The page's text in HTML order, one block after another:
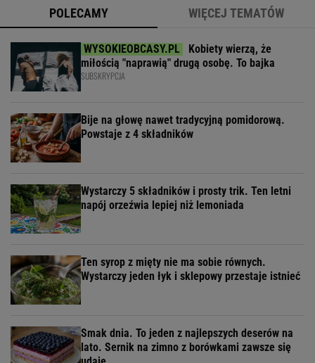
POLECAMY WIĘCEJ TEMATÓW
Kobiety wierzą, że
miłością "naprawią" drugą osobę. To bajka
SUBSKRYPCJA
Bije na głowę nawet tradycyjną pomidorową.
Powstaje z 4 składników
Wystarczy 5 składników i prosty trik. Ten letni
napój orzeźwia lepiej niż lemoniada
Ten syrop z mięty nie ma sobie równych.
Wystarczy jeden łyk i sklepowy przestaje istnieć
Smak dnia. To jeden z najlepszych deserów na
lato. Sernik na zimno z borówkami zawsze się